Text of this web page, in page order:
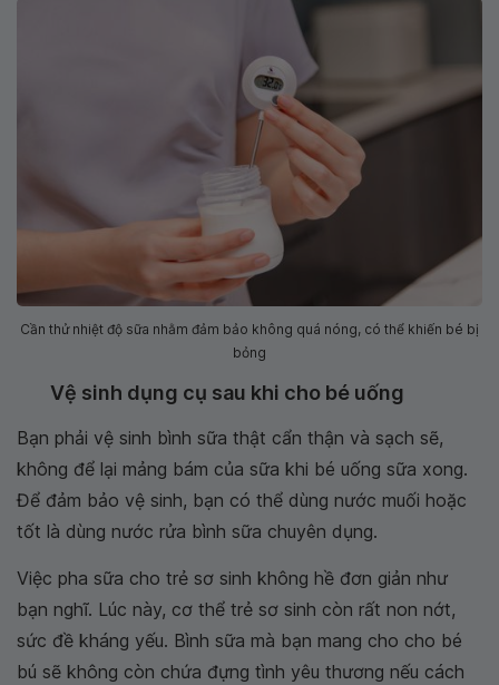
Cần thử nhiệt độ sữa nhằm đảm bảo không quá nóng, có thể khiến bé bị
bỏng
Vệ sinh dụng cụ sau khi cho bé uống
Bạn phải vệ sinh bình sữa thật cẩn thận và sạch sẽ,
không để lại mảng bám của sữa khi bé uống sữa xong.
Để đảm bảo vệ sinh, bạn có thể dùng nước muối hoặc
tốt là dùng nước rửa bình sữa chuyên dụng.
Việc pha sữa cho trẻ sơ sinh không hề đơn giản như
bạn nghĩ. Lúc này, cơ thể trẻ sơ sinh còn rất non nớt,
sức đề kháng yếu. Bình sữa mà bạn mang cho cho bé
bú sẽ không còn chứa đựng tình yêu thương nếu cách